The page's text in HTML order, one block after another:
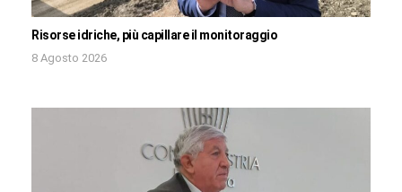
Risorse idriche, più capillare il monitoraggio
8 Agosto 2026